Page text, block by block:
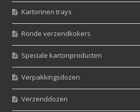
Kartonnen trays
Ronde verzendkokers
Speciale kartonproducten
Verpakkingsdozen
Verzenddozen